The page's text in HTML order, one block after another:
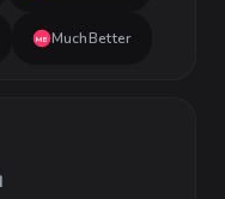
MB MuchBetter